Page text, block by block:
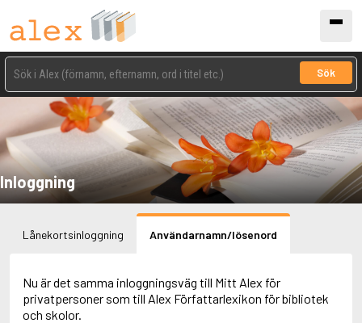
Sök
Inloggning
Lånekortsinloggning Användarnamn/lösenord
Nu är det samma inloggningsväg till Mitt Alex för
privatpersoner som till Alex Författarlexikon för bibliotek
och skolor.